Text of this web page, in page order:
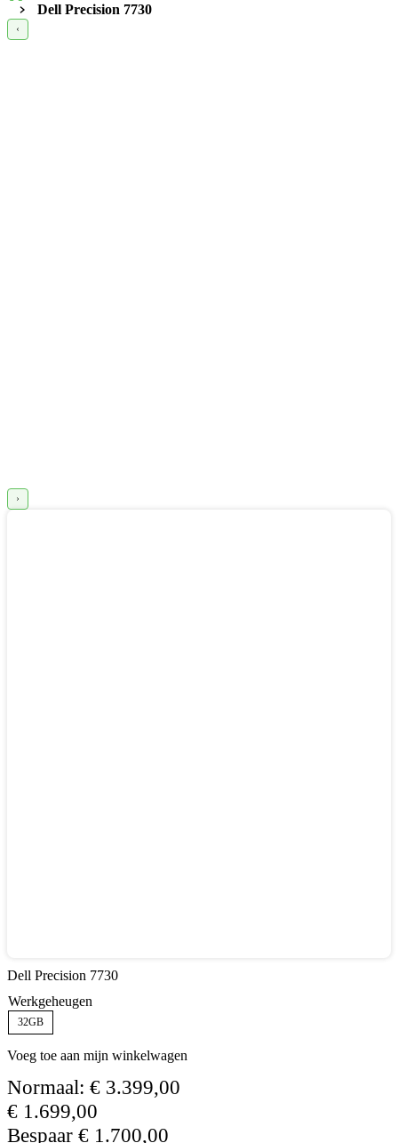
Dell Precision 7730
Dell Precision 7730
Werkgeheugen
32GB
Voeg toe aan mijn winkelwagen
Normaal: € 3.399,00
€ 1.699,00
Bespaar € 1.700,00